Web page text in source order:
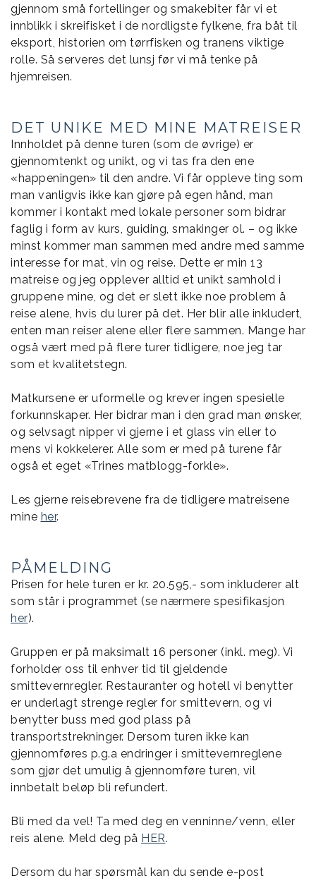
gjennom små fortellinger og smakebiter får vi et
innblikk i skreifisket i de nordligste fylkene, fra båt til
eksport, historien om tørrfisken og tranens viktige
rolle. Så serveres det lunsj før vi må tenke på
hjemreisen.
DET UNIKE MED MINE MATREISER
Innholdet på denne turen (som de øvrige) er
gjennomtenkt og unikt, og vi tas fra den ene
«happeningen» til den andre. Vi får oppleve ting som
man vanligvis ikke kan gjøre på egen hånd, man
kommer i kontakt med lokale personer som bidrar
faglig i form av kurs, guiding, smakinger ol. – og ikke
minst kommer man sammen med andre med samme
interesse for mat, vin og reise. Dette er min 13
matreise og jeg opplever alltid et unikt samhold i
gruppene mine, og det er slett ikke noe problem å
reise alene, hvis du lurer på det. Her blir alle inkludert,
enten man reiser alene eller flere sammen. Mange har
også vært med på flere turer tidligere, noe jeg tar
som et kvalitetstegn.
Matkursene er uformelle og krever ingen spesielle
forkunnskaper. Her bidrar man i den grad man ønsker,
og selvsagt nipper vi gjerne i et glass vin eller to
mens vi kokkelerer. Alle som er med på turene får
også et eget «Trines matblogg-forkle».
Les gjerne reisebrevene fra de tidligere matreisene
mine her.
PÅMELDING
Prisen for hele turen er kr. 20.595,- som inkluderer alt
som står i programmet (se nærmere spesifikasjon
her).
Gruppen er på maksimalt 16 personer (inkl. meg). Vi
forholder oss til enhver tid til gjeldende
smittevernregler. Restauranter og hotell vi benytter
er underlagt strenge regler for smittevern, og vi
benytter buss med god plass på
transportstrekninger. Dersom turen ikke kan
gjennomføres p.g.a endringer i smittevernreglene
som gjør det umulig å gjennomføre turen, vil
innbetalt beløp bli refundert.
Bli med da vel! Ta med deg en venninne/venn, eller
reis alene. Meld deg på HER.
Dersom du har spørsmål kan du sende e-post